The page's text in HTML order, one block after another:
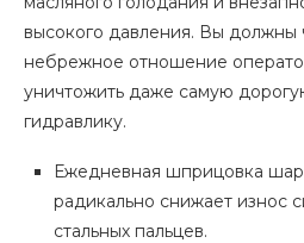
высокого давления. Вы должны
небрежное отношение
уничтожить даже самую
гидравлику.
Ежедневная шприцовка
радикально снижает износ
стальных пальцев.